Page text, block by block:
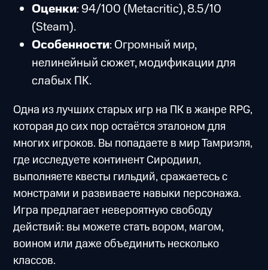
Оценки: 94/100 (Metacritic), 8.5/10
(Steam).
Особенности: Огромный мир,
нелинейный сюжет, модификации для
слабых ПК.
Одна из лучших старых игр на ПК в жанре RPG,
которая до сих пор остаётся эталоном для
многих игроков. Вы попадаете в мир Тамриэля,
где исследуете континент Сиродиил,
выполняете квесты гильдий, сражаетесь с
монстрами и развиваете навыки персонажа.
Игра предлагает невероятную свободу
действий: вы можете стать вором, магом,
воином или даже объединить несколько
классов.